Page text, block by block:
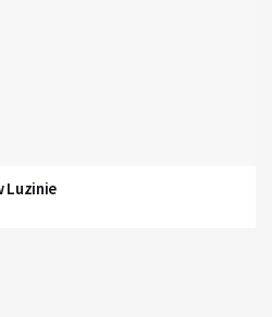
Luzinie